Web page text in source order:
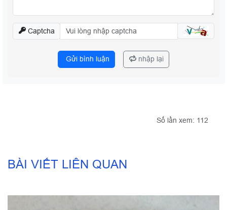
Captcha
Gửi bình luận nhập lại
Số lần xem: 112
BÀI VIẾT LIÊN QUAN